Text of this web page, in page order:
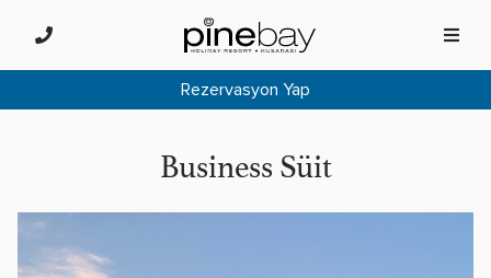
Rezervasyon Yap
Business Süit